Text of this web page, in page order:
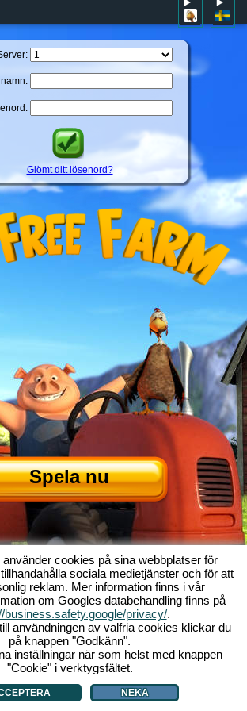
Glömt ditt lösenord?
Spela nu
bakom webbläsarenspelet|Funktionerna|
|Datasäkerhetspolicy|Regler|Forum| Support|
Google Play|App Store|Webbläsarspel - upjers.com
|Hantera Cookies
använder cookies på sina webbplatser för
sociala medietjänster och för att
reklam. Mer information finns i vår
om Googles databehandling finns på
business.safety.google/privacy/.
användningen av valfria cookies klickar du
på knappen "Godkänn".
inställningar när som helst med knappen
"Cookie" i verktygsfältet.
NEKA